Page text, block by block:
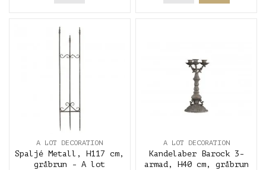
A LOT DECORATION
Spaljé Metall, H117 cm,
gråbrun - A lot
A LOT DECORATION
Kandelaber Barock 3-
armad, H40 cm, gråbrun